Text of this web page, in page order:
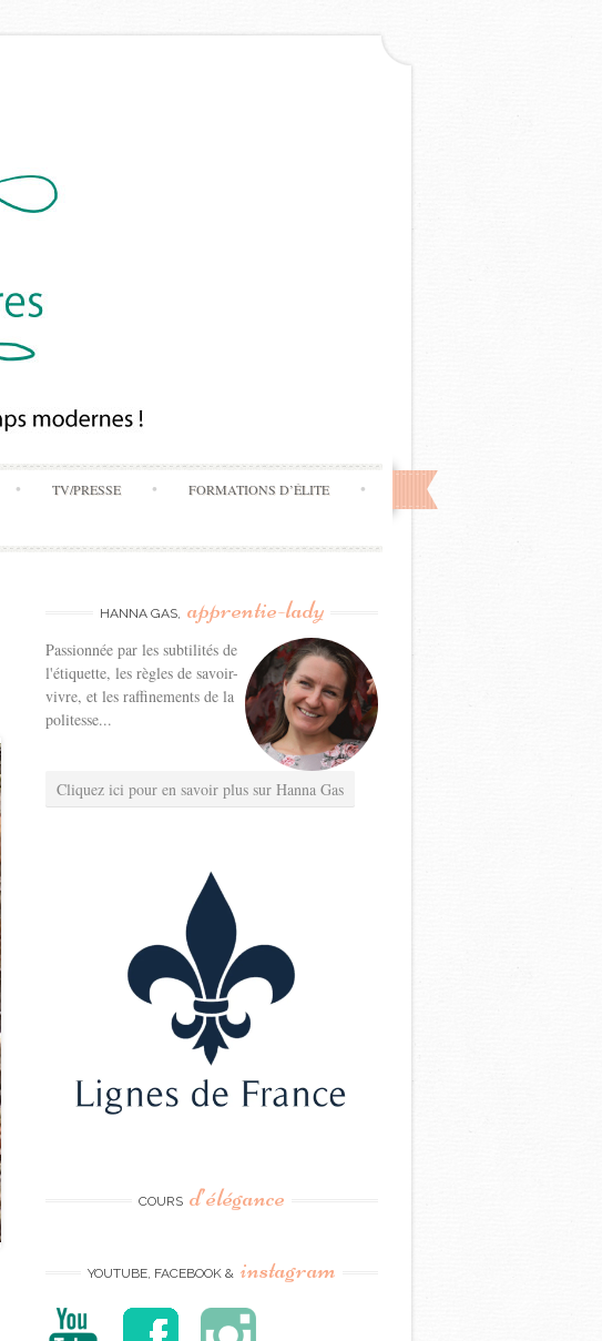
TV/PRESSE FORMATIONS D’ÉLITE
HANNA GAS, apprentie-lady
Passionnée par les subtilités de
l'étiquette, les règles de savoir-
vivre, et les raffinements de la
politesse...
Cliquez ici pour en savoir plus sur Hanna Gas
COURS d’élégance
YOUTUBE, FACEBOOK & instagram